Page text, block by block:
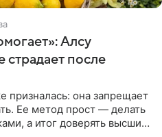
Алсу
страдает после
призналась: она запрещает
Ее метод прост — делать
а итог доверять высшим